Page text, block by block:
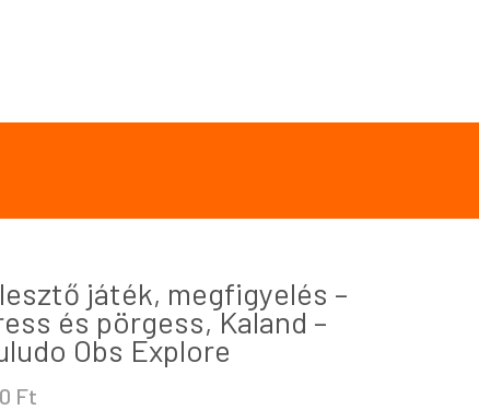
játék, megfigyelés –
és pörgess, Kaland –
Obs Explore
Ft